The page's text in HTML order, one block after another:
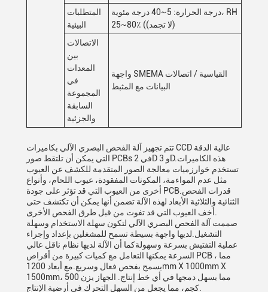
المتطلبات
البيئية
درجة الحرارة: 5~40 درجة مئوية، RH
25~80٪ ((لا تجمد)
الاتصالات
بين
المعدات
في
المجموعة
السابقة
والجزئية
واجهة SMEMA القياسية / اتصالات
البيانات مع المثبط
تتم تجهيز آلة الفحص البصري الآلي بكاميرات CCD عالية الدقة
التي يمكن أن تلتقط صور PCBs في 2D و 3D.هذه الكاميرات
تستخدم خوارزميات معالجة الصور المتقدمة للكشف عن العيوب
مثل عدم المواءمة، المكونات المفقودة، عيوب اللحام، وأنواع
أخرى من العيوب التي قد تؤثر على جودة PCB.قدرات الفحص
الثنائية والثلاثية الأبعاد لهذه الآلة تضمن أنها يمكن أن تكتشف حتى
صممت آلة الفحص البصري الآلي لتكون سهلة الاستخدام وسهلة
التشغيل.لديها واجهة بسيطة تسمح للمشغلين بإعداد وإجراء
عملية التفتيش بسرعة وسهولةكما أن الآلة لديها نظام ناقل عالي
السرعة يمكنها التعامل مع كميات كبيرة من أقراص PCB ، مما
يسمح بفحص فعال وسريع.مع أبعاد 1200mm X 1000mm X
1500mm، مما يسهل دمجها في أي خط إنتاج. الجهاز يزن 500